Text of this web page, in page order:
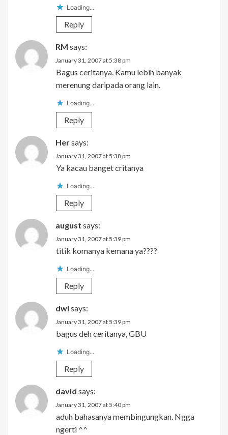
Loading...
Reply
RM says:
January 31, 2007 at 5:38 pm
Bagus ceritanya. Kamu lebih banyak
merenung daripada orang lain.
Loading...
Reply
Hersays:
January 31, 2007 at 5:38 pm
Ya kacau banget critanya
Loading...
Reply
august says:
January 31, 2007 at 5:39 pm
titik komanya kemana ya????
Loading...
Reply
dwisays:
January 31, 2007 at 5:39 pm
bagus deh ceritanya, GBU
Loading...
Reply
david says:
January 31, 2007 at 5:40 pm
aduh bahasanya membingungkan. Ngga
ngerti ^^